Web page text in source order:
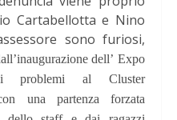
Cartabellotta e Nino
sono furiosi,
dell’ Expo
problemi al Cluster
una partenza forzata